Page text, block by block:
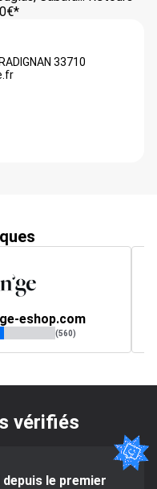
33710
eshop.com
(560)
vérifiés
le premier